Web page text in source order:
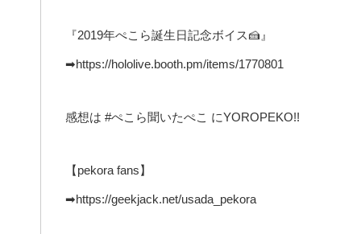
『2019年ぺこら誕生日記念ボイス🍰』
➡https://hololive.booth.pm/items/1770801
感想は #ぺこら聞いたぺこ にYOROPEKO!!
【pekora fans】
➡https://geekjack.net/usada_pekora